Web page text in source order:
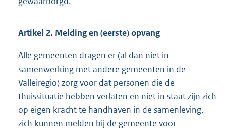
Artikel 2. Melding en (eerste) opvang
Alle gemeenten dragen er (al dan niet in
samenwerking met andere gemeenten in de
Valleiregio) zorg voor dat personen die de
thuissituatie hebben verlaten en niet in staat zijn zich
op eigen kracht te handhaven in de samenleving,
zich kunnen melden bij de gemeente voor